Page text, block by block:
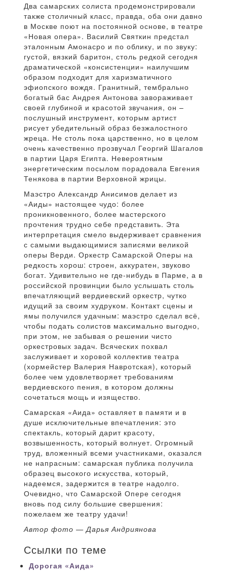
Два самарских солиста продемонстрировали
также столичный класс, правда, оба они давно
в Москве поют на постоянной основе, в театре
«Новая опера». Василий Святкин предстал
эталонным Амонасро и по облику, и по звуку:
густой, вязкий баритон, столь редкой сегодня
драматической «консистенции» наилучшим
образом подходит для харизматичного
эфиопского вождя. Гранитный, тембрально
богатый бас Андрея Антонова завораживает
своей глубиной и красотой звучания, он –
послушный инструмент, которым артист
рисует убедительный образ безжалостного
жреца. Не столь пока царственно, но в целом
очень качественно прозвучал Георгий Шагалов
в партии Царя Египта. Невероятным
энергетическим посылом порадовала Евгения
Тенякова в партии Верховной жрицы.
Маэстро Александр Анисимов делает из
«Аиды» настоящее чудо: более
проникновенного, более мастерского
прочтения трудно себе представить. Эта
интерпретация смело выдерживает сравнения
с самыми выдающимися записями великой
оперы Верди. Оркестр Самарской Оперы на
редкость хорош: строен, аккуратен, звуково
богат. Удивительно не где-нибудь в Парме, а в
российской провинции было услышать столь
впечатляющий вердиевский оркестр, чутко
идущий за своим худруком. Контакт сцены и
ямы получился удачным: маэстро сделал всё,
чтобы подать солистов максимально выгодно,
при этом, не забывая о решении чисто
оркестровых задач. Всяческих похвал
заслуживает и хоровой коллектив театра
(хормейстер Валерия Навротская), который
более чем удовлетворяет требованиям
вердиевского пения, в котором должны
сочетаться мощь и изящество.
Самарская «Аида» оставляет в памяти и в
душе исключительные впечатления: это
спектакль, который дарит красоту,
возвышенность, который волнует. Огромный
труд, вложенный всеми участниками, оказался
не напрасным: самарская публика получила
образец высокого искусства, который,
надеемся, задержится в театре надолго.
Очевидно, что Самарской Опере сегодня
вновь под силу большие свершения:
пожелаем же театру удачи!
Автор фото — Дарья Андриянова
Ссылки по теме
Дорогая «Аида»